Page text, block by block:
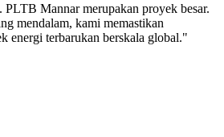
Mannar merupakan proyek besar.
mendalam, kami memastikan
energi terbarukan berskala global."